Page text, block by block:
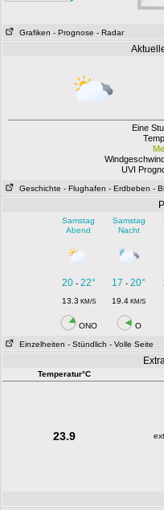
Grafiken - Prognose - Radar
Eine
UVI
Geschichte - Flughafen - Erdbeben -
Samstag
Abend
Samstag
Nacht
20- 22° 17 -20°
13.3 KM/S 19.4 KM/S
ONO O
Einzelheiten - Stündlich - Volle Seite
Temperatur°C
23.9